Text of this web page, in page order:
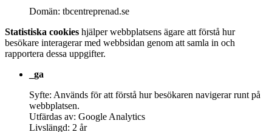
Domän: tbcentreprenad.se
Statistiska cookies hjälper webbplatsens ägare att förstå hur
besökare interagerar med webbsidan genom att samla in och
rapportera dessa uppgifter.
_ga
Syfte: Används för att förstå hur besökaren navigerar runt på
webbplatsen.
Utfärdas av: Google Analytics
Livslängd: 2 år